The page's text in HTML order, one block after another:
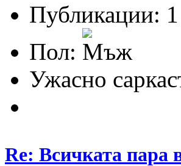
Публикации:
Пол:
Ужасно
Re: Всичката пара